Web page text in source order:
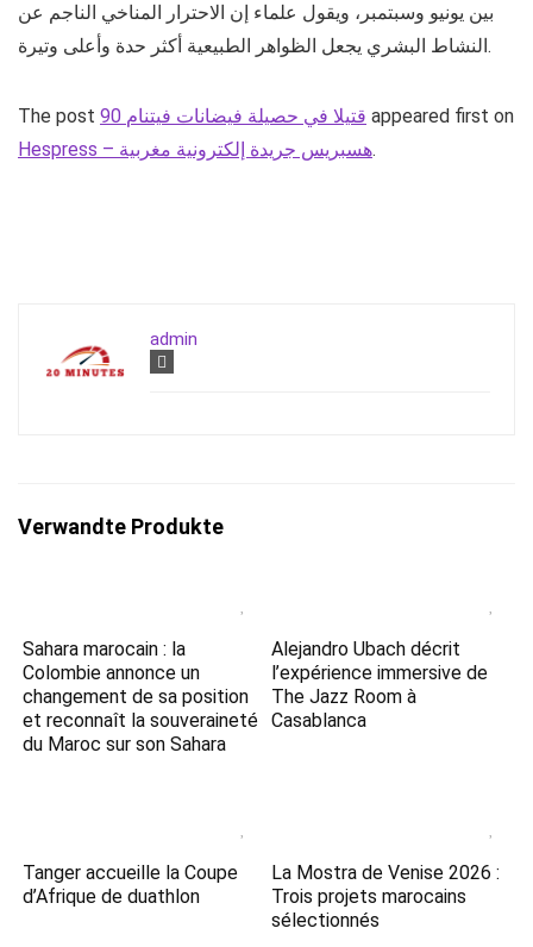
بين يونيو وسبتمبر، ويقول علماء إن الاحترار المناخي الناجم عن
النشاط البشري يجعل الظواهر الطبيعية أكثر حدة وأعلى وتيرة.
The post 90 قتيلا في حصيلة فيضانات فيتنام appeared first on
Hespress – هسبريس جريدة إلكترونية مغربية.
admin
Verwandte Produkte
Sahara marocain : la
Colombie annonce un
changement de sa position
et reconnaît la souveraineté
du Maroc sur son Sahara
Alejandro Ubach décrit
l’expérience immersive de
The Jazz Room à
Casablanca
Tanger accueille la Coupe
d’Afrique de duathlon
La Mostra de Venise 2026 :
Trois projets marocains
sélectionnés